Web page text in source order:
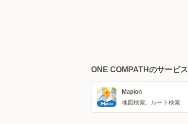
ONE COMPATHのサービス
Mapion
地図検索、ルート検索